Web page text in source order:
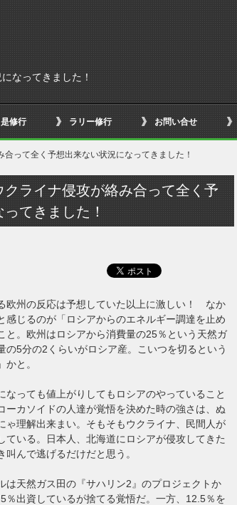
なってきました！
修行 ラリー修行 お問い合せ
って全く予想出来ない状況になってきました！
クライナ侵攻が絡み合って全く予
てきました！
欧州の反応は予想していた以上に激しい！ なか
感じるのが「ロシアからのエネルギー調達を止め
と。欧州はロシアから消費量の25％という天然ガ
の5分の2くらいがロシア産。こいつを切るという
と。
なっても値上がりしてもロシアのやっていること
ーカソイドの人達が覚悟を決めた時の強さは、ぬ
ゃ理解出来まい。そもそもウクライナ、民間人が
ている。日本人、北海道にロシアが侵攻してきた
んで逃げるだけだと思う。
は天然ガス田の『サハリン2』のプロジェクトか
％出資しているが捨てる覚悟だ。一方、12.5％を